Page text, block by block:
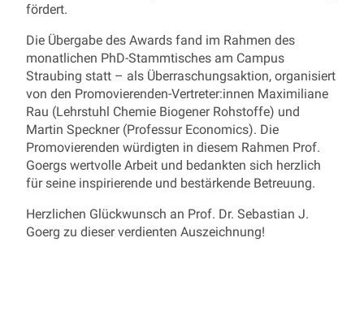
fördert.
Die Übergabe des Awards fand im Rahmen des
monatlichen PhD-Stammtisches am Campus
Straubing statt – als Überraschungsaktion, organisiert
von den Promovierenden-Vertreter:innen Maximiliane
Rau (Lehrstuhl Chemie Biogener Rohstoffe) und
Martin Speckner (Professur Economics). Die
Promovierenden würdigten in diesem Rahmen Prof.
Goergs wertvolle Arbeit und bedankten sich herzlich
für seine inspirierende und bestärkende Betreuung.
Herzlichen Glückwunsch an Prof. Dr. Sebastian J.
Goerg zu dieser verdienten Auszeichnung!